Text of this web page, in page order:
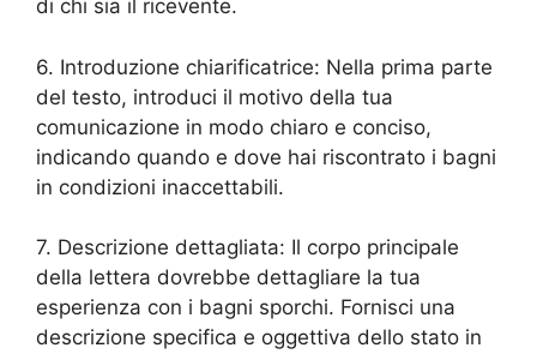
di chi sia il ricevente.
6. Introduzione chiarificatrice: Nella prima parte
del testo, introduci il motivo della tua
comunicazione in modo chiaro e conciso,
indicando quando e dove hai riscontrato i bagni
in condizioni inaccettabili.
7. Descrizione dettagliata: Il corpo principale
della lettera dovrebbe dettagliare la tua
esperienza con i bagni sporchi. Fornisci una
descrizione specifica e oggettiva dello stato in